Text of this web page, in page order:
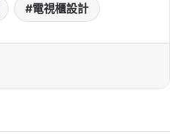
電視櫃設計